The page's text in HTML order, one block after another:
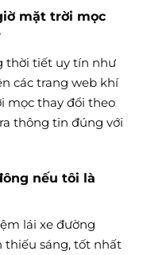
mặt trời mọc
thời tiết uy tín như
các trang web khí
mọc thay đổi theo
thông tin đúng với
nếu tôi là
lái xe đường
thiếu sáng, tốt nhất